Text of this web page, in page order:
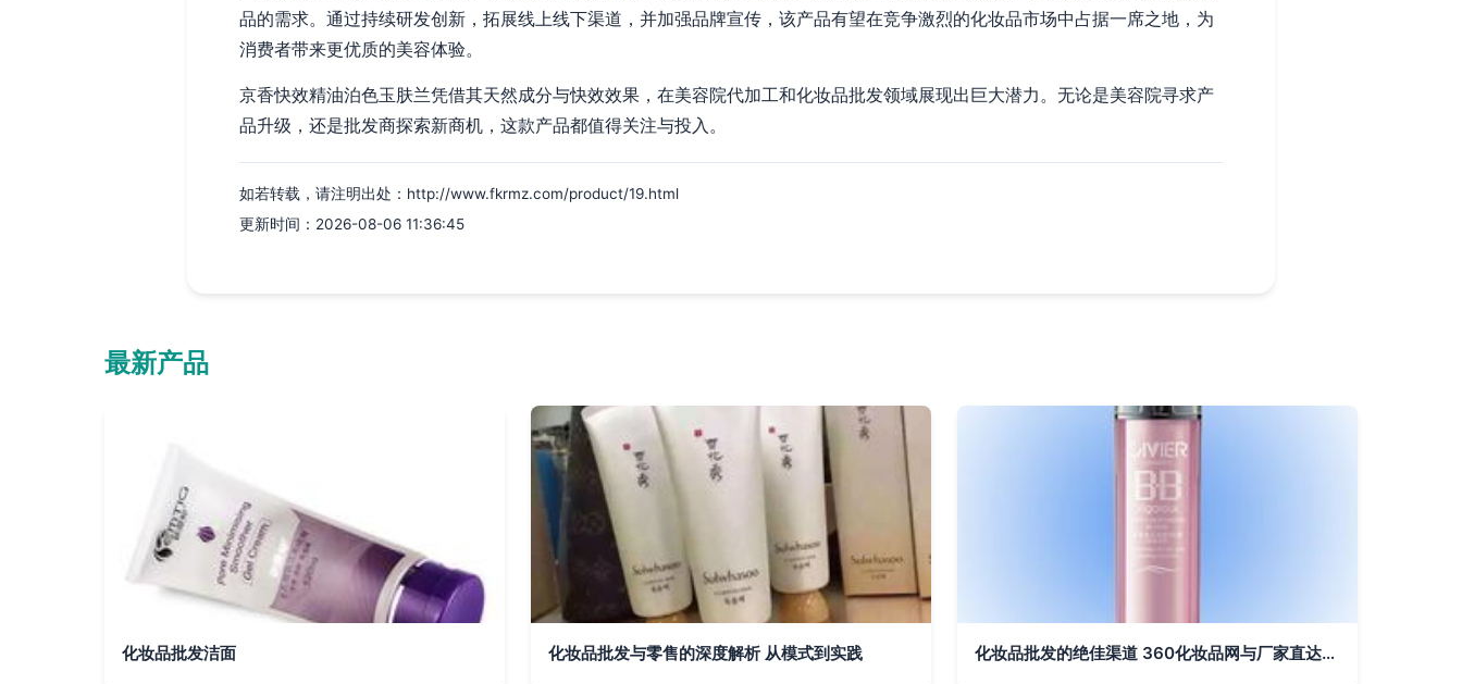
品的需求。通过持续研发创新，拓展线上线下渠道，并加强品牌宣传，该产品有望在竞争激烈的化妆品市场中占据一席之地，为
消费者带来更优质的美容体验。
京香快效精油泊色玉肤兰凭借其天然成分与快效效果，在美容院代加工和化妆品批发领域展现出巨大潜力。无论是美容院寻求产
品升级，还是批发商探索新商机，这款产品都值得关注与投入。
如若转载，请注明出处：http://www.fkrmz.com/product/19.html
更新时间：2026-08-06 11:36:45
最新产品
化妆品批发洁面 化妆品批发与零售的深度解析 从模式到实践 化妆品批发的绝佳渠道 360化妆品网与厂家直达优势解析